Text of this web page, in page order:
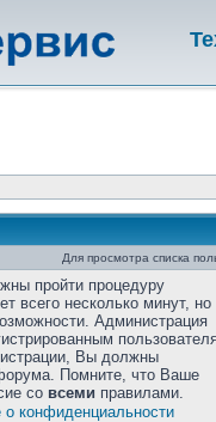
Для просмотра списка
пройти процедуру
всего несколько минут, но
Администрация
Вы должны
Помните, что Ваше
со всеми правилами.
конфиденциальности